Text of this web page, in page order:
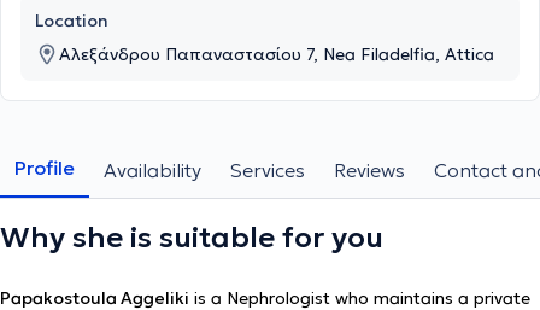
Location
Αλεξάνδρου Παπαναστασίου 7, Nea Filadelfia, Attica
Profile Availability Services Reviews Contact
Why she is suitable for you
Papakostoula Aggeliki is a Nephrologist who maintains a private